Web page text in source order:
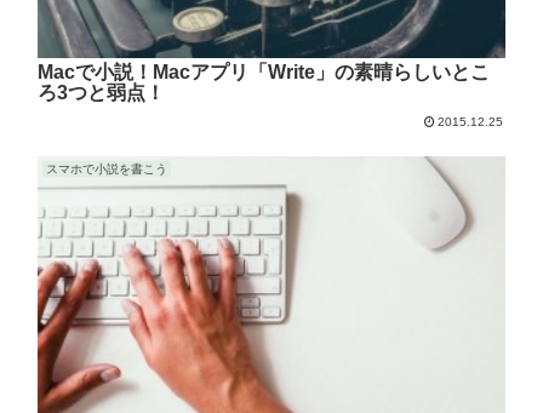
Macで小説！Macアプリ「Write」の素晴らしいとこ
ろ3つと弱点！
2015.12.25
スマホで小説を書こう